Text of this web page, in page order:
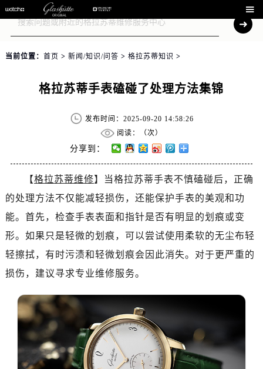

当前位置： 首页 > 新闻/知识/问答 > 格拉苏蒂知识 >
格拉苏蒂手表磕碰了处理方法集锦
发布时间：2025-09-20 14:58:26
阅读：（次）
分享到：
【格拉苏蒂维修】当格拉苏蒂手表不慎磕碰后，正确
的处理方法不仅能减轻损伤，还能保护手表的美观和功
能。首先，检查手表表面和指针是否有明显的划痕或变
形。如果只是轻微的划痕，可以尝试使用柔软的无尘布轻
轻擦拭，有时污渍和轻微划痕会因此消失。对于更严重的
损伤，建议寻求专业维修服务。